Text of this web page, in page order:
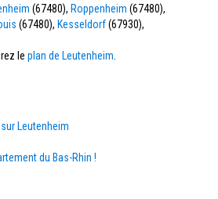
(67480), Roppenheim (67480),
(67480), Kesseldorf(67930),
le plan de Leutenheim
Leutenheim
du Bas-Rhin !